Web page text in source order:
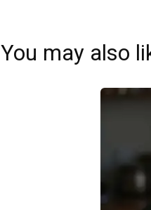
You may also